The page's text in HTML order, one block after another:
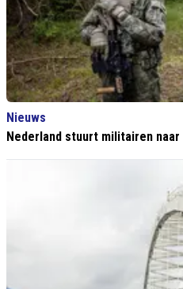
Nieuws
Nederland stuurt militairen